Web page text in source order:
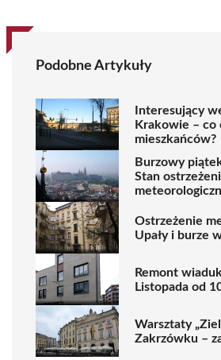
Podobne Artykuły
Interesujący
Krakowie – co
mieszkańców?
Burzowy
Stan
Ostrzeżenie
Upały i burze
Remont
Listopada od
Warsztaty
Zakrzówku –